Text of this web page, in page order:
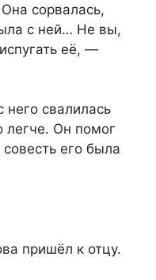
сорвалась,
с ней… Не вы,
её, —
него свалилась
легче. Он помог
его была
пришёл к отцу.